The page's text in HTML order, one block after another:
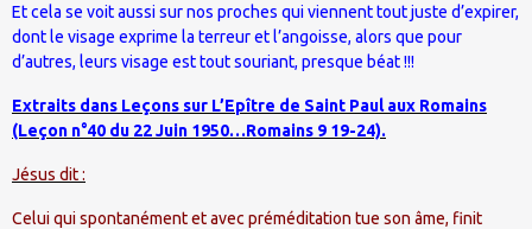
Et cela se voit aussi sur nos proches qui viennent tout juste d’expirer,
dont le visage exprime la terreur et l’angoisse, alors que pour
d’autres, leurs visage est tout souriant, presque béat !!!
Extraits dans Leçons sur L’Epître de Saint Paul aux Romains
(Leçon n°40 du 22 Juin 1950…Romains 9 19-24).
Jésus dit :
Celui qui spontanément et avec préméditation tue son âme, finit